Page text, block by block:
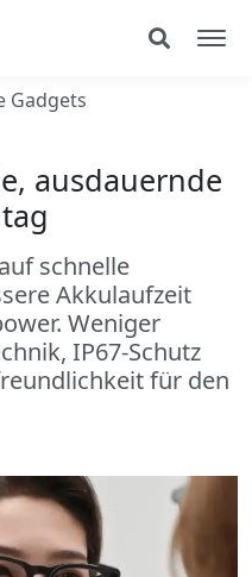
Gadgets
ausdauernde
schnelle
Akkulaufzeit
Weniger
IP67-Schutz
für den